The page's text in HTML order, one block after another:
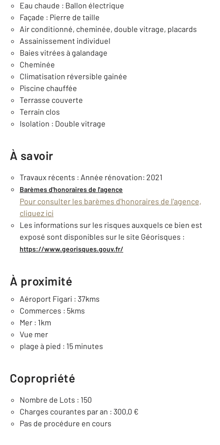
Eau chaude : Ballon électrique
Façade : Pierre de taille
Air conditionné, cheminée, double vitrage, placards
Assainissement individuel
Baies vitrées à galandage
Cheminée
Climatisation réversible gainée
Piscine chauffée
Terrasse couverte
Terrain clos
Isolation : Double vitrage
À savoir
Travaux récents : Année rénovation: 2021
Barèmes d'honoraires de l'agence
Pour consulter les barèmes d'honoraires de l'agence,
cliquez ici
Les informations sur les risques auxquels ce bien est
exposé sont disponibles sur le site Géorisques :
https://www.georisques.gouv.fr/
À proximité
Aéroport Figari : 37kms
Commerces : 5kms
Mer : 1km
Vue mer
plage à pied : 15 minutes
Copropriété
Nombre de Lots : 150
Charges courantes par an : 300,0 €
Pas de procédure en cours